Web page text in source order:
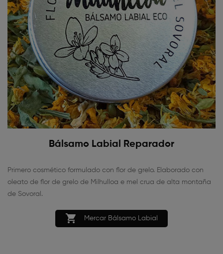
Bálsamo Labial Reparador
Primero cosmético formulado con flor de grelo. Elaborado con
oleato de flor de grelo de Milhulloa e mel crua de alta montaña
de Sovoral.
 Mercar Bálsamo Labial